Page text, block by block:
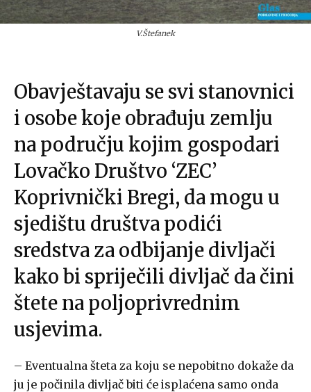
V.Štefanek
Obavještavaju se svi stanovnici
i osobe koje obrađuju zemlju
na području kojim gospodari
Lovačko Društvo ‘ZEC’
Koprivnički Bregi, da mogu u
sjedištu društva podići
sredstva za odbijanje divljači
kako bi spriječili divljač da čini
štete na poljoprivrednim
usjevima.
– Eventualna šteta za koju se nepobitno dokaže da
ju je počinila divljač biti će isplaćena samo onda